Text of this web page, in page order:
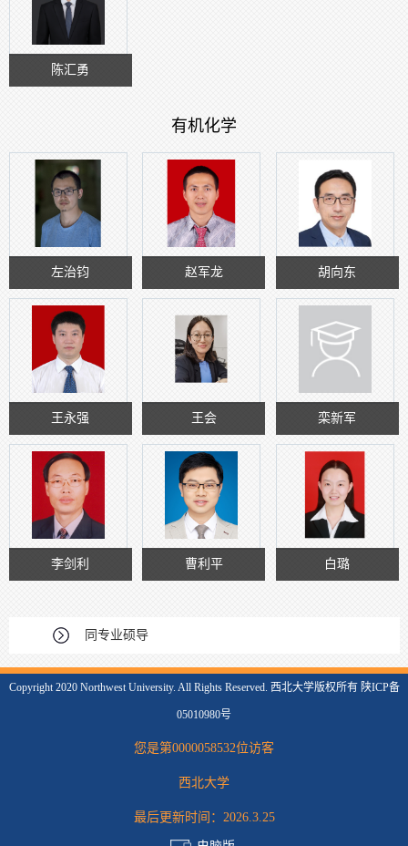
陈汇勇
有机化学
左治钧 赵军龙 胡向东
王永强 王会 栾新军
李剑利 曹利平 白璐
同专业硕导
Copyright 2020 Northwest University. All Rights Reserved. 西北大学版权所有 陕ICP备
05010980号
您是第0000058532位访客
西北大学
最后更新时间： 2026.3.25